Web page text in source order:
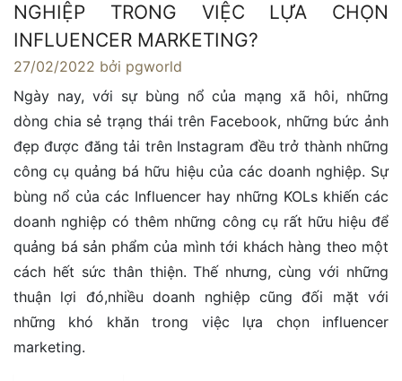
NGHIỆP TRONG VIỆC LỰA CHỌN
INFLUENCER MARKETING?
27/02/2022 bởi pgworld
Ngày nay, với sự bùng nổ của mạng xã hôi, những
dòng chia sẻ trạng thái trên Facebook, những bức ảnh
đẹp được đăng tải trên Instagram đều trở thành những
công cụ quảng bá hữu hiệu của các doanh nghiệp. Sự
bùng nổ của các Influencer hay những KOLs khiến các
doanh nghiệp có thêm những công cụ rất hữu hiệu để
quảng bá sản phẩm của mình tới khách hàng theo một
cách hết sức thân thiện. Thế nhưng, cùng với những
thuận lợi đó,nhiều doanh nghiệp cũng đối mặt với
những khó khăn trong việc lựa chọn influencer
marketing.